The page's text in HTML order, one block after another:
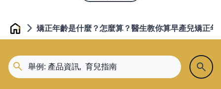
Home 矯正年齡是什麼？怎麼算？醫生教你算早產兒矯正年